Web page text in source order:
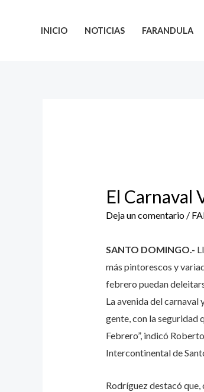
INICIO NOTICIAS FARANDULA
El Carnaval
Deja un comentario /
SANTO DOMINGO.-
más pintorescos y
febrero puedan
La avenida del carnaval
gente, con la seguridad
Febrero”, indicó
Intercontinental de
Rodríguez destacó que,